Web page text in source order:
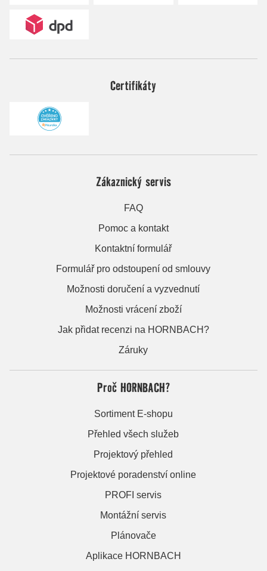
Certifikáty
Zákaznický servis
FAQ
Pomoc a kontakt
Kontaktní formulář
Formulář pro odstoupení od smlouvy
Možnosti doručení a vyzvednutí
Možnosti vrácení zboží
Jak přidat recenzi na HORNBACH?
Záruky
Proč HORNBACH?
Sortiment E-shopu
Přehled všech služeb
Projektový přehled
Projektové poradenství online
PROFI servis
Montážní servis
Plánovače
Aplikace HORNBACH